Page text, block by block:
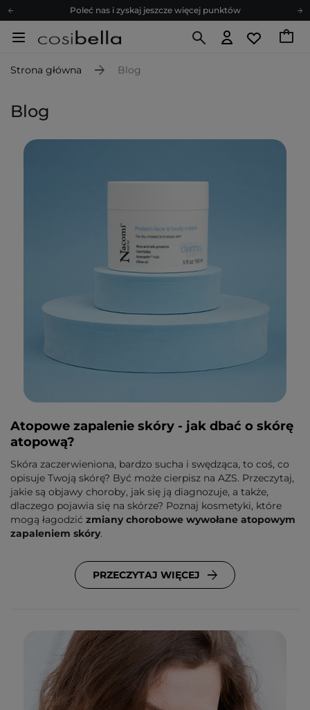
Zapisz się na newsletter pełen porad
Bezpłatne konsultacje kosmetologiczne
Strona główna Blog
Blog
Atopowe zapalenie skóry - jak dbać o skórę
atopową?
Skóra zaczerwieniona, bardzo sucha i swędząca, to coś, co
opisuje Twoją skórę? Być może cierpisz na AZS. Przeczytaj,
jakie są objawy choroby, jak się ją diagnozuje, a także,
dlaczego pojawia się na skórze? Poznaj kosmetyki, które
mogą łagodzić zmiany chorobowe wywołane atopowym
zapaleniem skóry.
PRZECZYTAJ WIĘCEJ